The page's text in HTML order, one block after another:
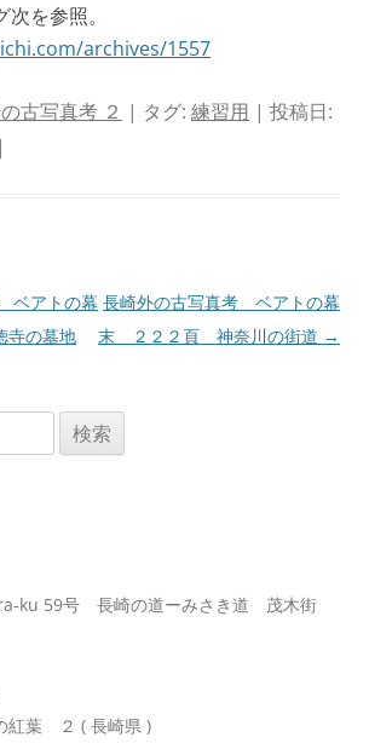
次を参照。
archives/1557
古写真考 ２ | タグ: 練習用 | 投稿日:
|
ベアトの幕
の墓地
長崎外の古写真考 ベアトの幕
末 ２２２頁 神奈川の街道 →
ku 59号 長崎の道ーみさき道 茂木街
紅葉 ２ ( 長崎県 )